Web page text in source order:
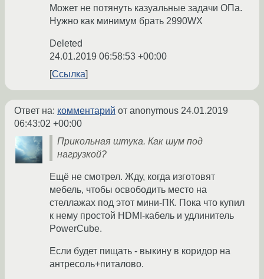
Может не потянуть казуальные задачи ОПа.
Нужно как минимум брать 2990WX
Deleted
24.01.2019 06:58:53 +00:00
Ссылка
Ответ на: комментарий от anonymous 24.01.2019
06:43:02 +00:00
Прикольная штука. Как шум под
нагрузкой?
Ещё не смотрел. Жду, когда изготовят
мебель, чтобы освободить место на
стеллажах под этот мини-ПК. Пока что купил
к нему простой HDMI-кабель и удлинитель
PowerCube.
Если будет пищать - выкину в коридор на
антресоль+питалово.